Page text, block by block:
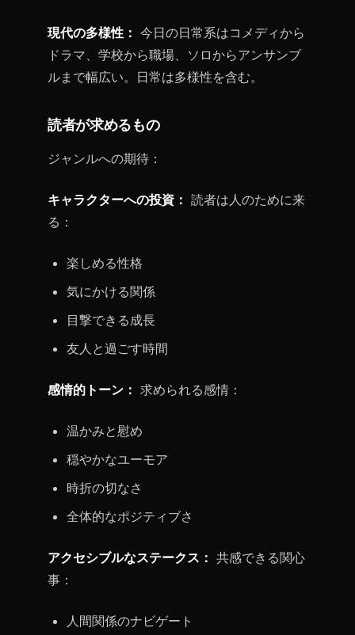
現代の多様性： 今日の日常系はコメディから
ドラマ、学校から職場、ソロからアンサンブ
ルまで幅広い。日常は多様性を含む。
読者が求めるもの
ジャンルへの期待：
キャラクターへの投資： 読者は人のために来
る：
楽しめる性格
気にかける関係
目撃できる成長
友人と過ごす時間
感情的トーン： 求められる感情：
温かみと慰め
穏やかなユーモア
時折の切なさ
全体的なポジティブさ
アクセシブルなステークス： 共感できる関心
事：
人間関係のナビゲート